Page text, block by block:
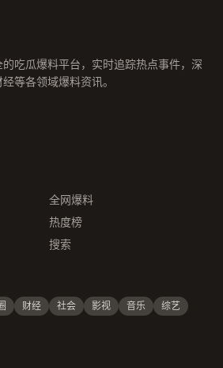
吃瓜爆料平台，实时追踪热点事件，深
等各领域爆料资讯。
全网爆料
热度榜
搜索
财经 社会 影视 音乐 综艺